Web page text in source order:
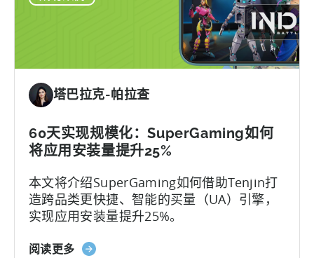
塔巴拉克-帕拉查
60天实现规模化：SuperGaming如何
将应用安装量提升25%
本文将介绍SuperGaming如何借助Tenjin打
造跨品类更快捷、智能的买量（UA）引擎，
实现应用安装量提升25%。
阅读更多关